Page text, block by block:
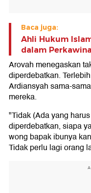
Baca juga:
Ahli Hukum
dalam
Arovah menegaskan
diperdebatkan.
Ardiansyah sama-
mereka.
"Tidak (Ada yang
diperdebatkan, siapa
wong bapak ibunya
Tidak perlu lagi orang